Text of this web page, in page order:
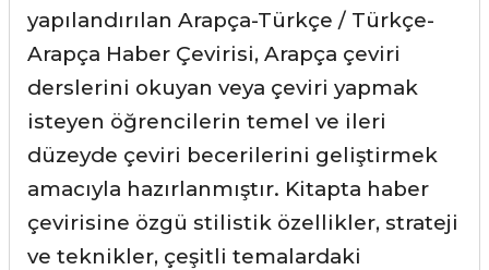
yapılandırılan Arapça-Türkçe / Türkçe-
Arapça Haber Çevirisi, Arapça çeviri
derslerini okuyan veya çeviri yapmak
isteyen öğrencilerin temel ve ileri
düzeyde çeviri becerilerini geliştirmek
amacıyla hazırlanmıştır. Kitapta haber
çevirisine özgü stilistik özellikler, strateji
ve teknikler, çeşitli temalardaki